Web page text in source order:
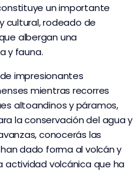
un importante
cultural, rodeado de
albergan una
y fauna.
impresionantes
mientras recorres
altoandinos y páramos,
la conservación del agua y
conocerás las
dado forma al volcán y
actividad volcánica que ha